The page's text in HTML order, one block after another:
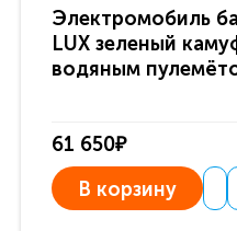
Электромобиль
LUX зеленый
водяным
61 650₽
В корзину